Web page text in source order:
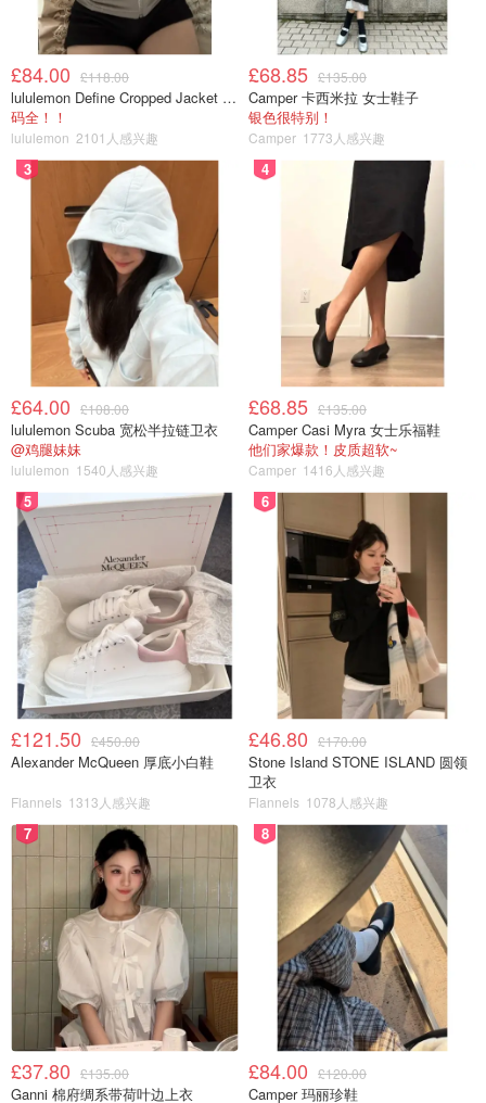
£84.00 £118.00
lululemon Define Cropped Jacket Nulu 短款夹克
码全！！
lululemon 2101人感兴趣
£68.85 £135.00
Camper 卡西米拉 女士鞋子
银色很特别！
Camper 1773人感兴趣
3
£64.00 £108.00
lululemon Scuba 宽松半拉链卫衣
@鸡腿妹妹
lululemon 1540人感兴趣
4
£68.85 £135.00
Camper Casi Myra 女士乐福鞋
他们家爆款！皮质超软~
Camper 1416人感兴趣
5
£121.50 £450.00
Alexander McQueen 厚底小白鞋
Flannels 1313人感兴趣
6
£46.80 £170.00
Stone Island STONE ISLAND 圆领
卫衣
Flannels 1078人感兴趣
7
£37.80 £135.00
Ganni 棉府绸系带荷叶边上衣
8
£84.00 £120.00
Camper 玛丽珍鞋